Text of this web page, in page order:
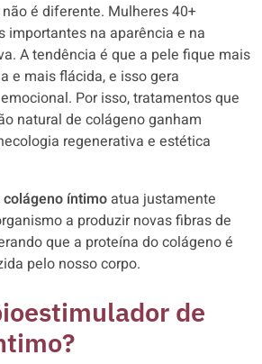
é diferente. Mulheres 40+
importantes na aparência e na
A tendência é que a pele fique mais
e mais flácida, e isso gera
Por isso, tratamentos que
natural de colágeno ganham
regenerativa e estética
íntimo atua justamente
a produzir novas fibras de
que a proteína do colágeno é
pelo nosso corpo.
de